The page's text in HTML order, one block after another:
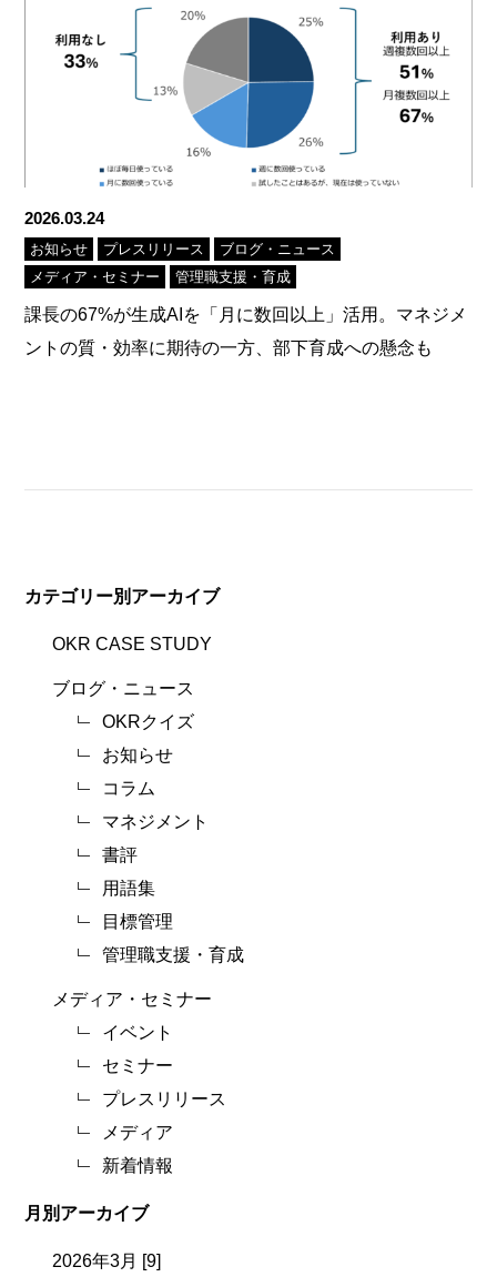
カテゴリー別アーカイブ
OKR CASE STUDY
ブログ・ニュース
OKRクイズ
お知らせ
コラム
マネジメント
書評
用語集
目標管理
管理職支援・育成
メディア・セミナー
イベント
セミナー
プレスリリース
メディア
新着情報
月別アーカイブ
2026年3月 [9]
2026.03.24
課長の67%が生成AIを「月に数回以上」活用。マネジメ
ントの質・効率に期待の一方、部下育成への懸念も
お知らせ プレスリリース
ブログ・ニュース
メディア・セミナー
管理職支援・育成